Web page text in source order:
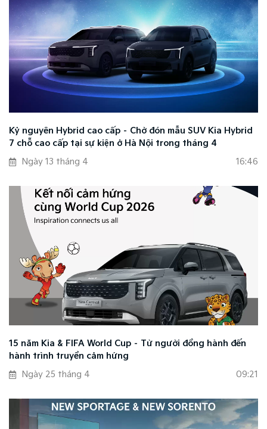
Kỷ nguyên Hybrid cao cấp – Chờ đón mẫu SUV Kia Hybrid
7 chỗ cao cấp tại sự kiện ở Hà Nội trong tháng 4
Ngày 13 tháng 4
16:46
15 năm Kia & FIFA World Cup – Từ người đồng hành đến
hành trình truyền cảm hứng
Ngày 25 tháng 4
09:21